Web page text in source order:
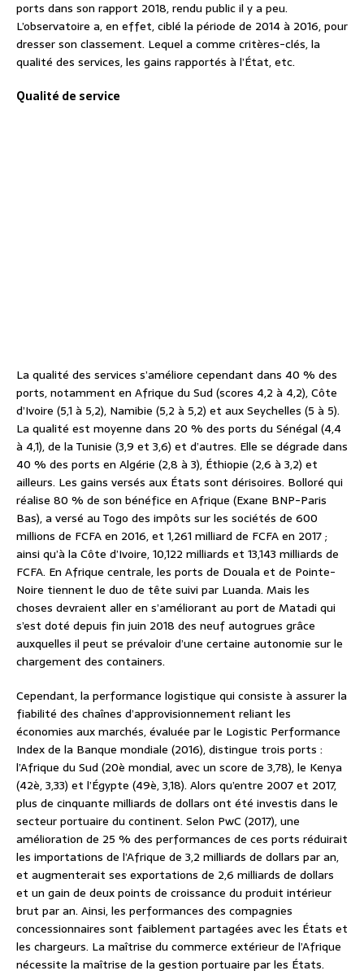
ports dans son rapport 2018, rendu public il y a peu.
L’observatoire a, en effet, ciblé la période de 2014 à 2016, pour
dresser son classement. Lequel a comme critères-clés, la
qualité des services, les gains rapportés à l’État, etc.
Qualité de service
La qualité des services s’améliore cependant dans 40 % des
ports, notamment en Afrique du Sud (scores 4,2 à 4,2), Côte
d’Ivoire (5,1 à 5,2), Namibie (5,2 à 5,2) et aux Seychelles (5 à 5).
La qualité est moyenne dans 20 % des ports du Sénégal (4,4
à 4,1), de la Tunisie (3,9 et 3,6) et d’autres. Elle se dégrade dans
40 % des ports en Algérie (2,8 à 3), Éthiopie (2,6 à 3,2) et
ailleurs. Les gains versés aux États sont dérisoires. Bolloré qui
réalise 80 % de son bénéfice en Afrique (Exane BNP-Paris
Bas), a versé au Togo des impôts sur les sociétés de 600
millions de FCFA en 2016, et 1,261 milliard de FCFA en 2017 ;
ainsi qu’à la Côte d’Ivoire, 10,122 milliards et 13,143 milliards de
FCFA. En Afrique centrale, les ports de Douala et de Pointe-
Noire tiennent le duo de tête suivi par Luanda. Mais les
choses devraient aller en s’améliorant au port de Matadi qui
s’est doté depuis fin juin 2018 des neuf autogrues grâce
auxquelles il peut se prévaloir d’une certaine autonomie sur le
chargement des containers.
Cependant, la performance logistique qui consiste à assurer la
fiabilité des chaînes d’approvisionnement reliant les
économies aux marchés, évaluée par le Logistic Performance
Index de la Banque mondiale (2016), distingue trois ports :
l’Afrique du Sud (20è mondial, avec un score de 3,78), le Kenya
(42è, 3,33) et l’Égypte (49è, 3,18). Alors qu’entre 2007 et 2017,
plus de cinquante milliards de dollars ont été investis dans le
secteur portuaire du continent. Selon PwC (2017), une
amélioration de 25 % des performances de ces ports réduirait
les importations de l’Afrique de 3,2 milliards de dollars par an,
et augmenterait ses exportations de 2,6 milliards de dollars
et un gain de deux points de croissance du produit intérieur
brut par an. Ainsi, les performances des compagnies
concessionnaires sont faiblement partagées avec les États et
les chargeurs. La maîtrise du commerce extérieur de l’Afrique
nécessite la maîtrise de la gestion portuaire par les États.